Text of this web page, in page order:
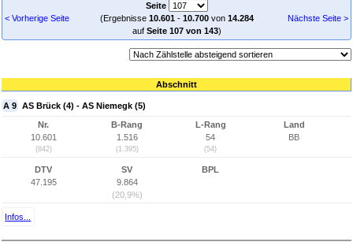
< Vorherige Seite
Seite
(Ergebnisse 10.601- 10.700von 14.284
auf Seite 107 von 143)
Nächste Seite >
Abschnitt
A 9 AS Brück (4) - AS Niemegk (5)
Nr.
10.601
(842)
B-Rang
1.516
(1.395)
L-Rang
54
(54)
Land
BB
DTV
47.195
SV
9.864
(20,9%)
BPL
Infos...